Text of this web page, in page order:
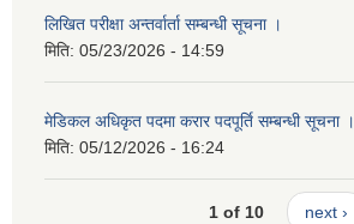
लिखित परीक्षा अन्तर्वार्ता सम्बन्धी सूचना ।
मिति: 05/23/2026 - 14:59
मेडिकल अधिकृत पदमा करार पदपूर्ति सम्बन्धी सूचना ।
मिति: 05/12/2026 - 16:24
1 of 10 next ›